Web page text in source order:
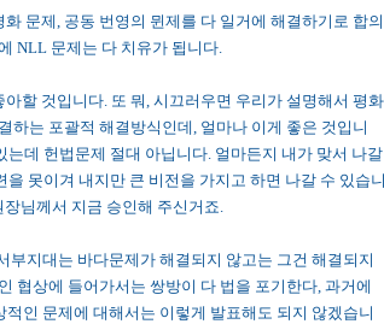
문제, 공동 번영의 뮌제를 다 일거에 해결하기로 합의
NLL 문제는 다 치유가 됩니다.
할 것입니다. 또 뭐, 시끄러우면 우리가 설명해서 평화
하는 포괄적 해결방식인데, 얼마나 이게 좋은 것입니
데 헌법문제 절대 아닙니다. 얼마든지 내가 맞서 나갈
못이겨 내지만 큰 비전을 가지고 하면 나갈 수 있습
님께서 지금 승인해 주신거죠.
지대는 바다문제가 해결되지 않고는 그건 해결되지
협상에 들어가서는 쌍방이 다 법을 포기한다, 과거에
인 문제에 대해서는 이렇게 발표해도 되지 않겠습니